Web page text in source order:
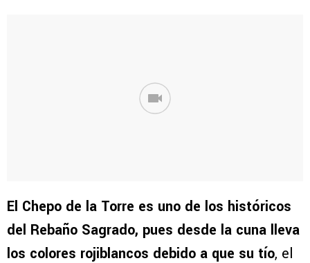
El Chepo de la Torre es uno de los históricos
del Rebaño Sagrado, pues desde la cuna lleva
los colores rojiblancos debido a que su tío, el